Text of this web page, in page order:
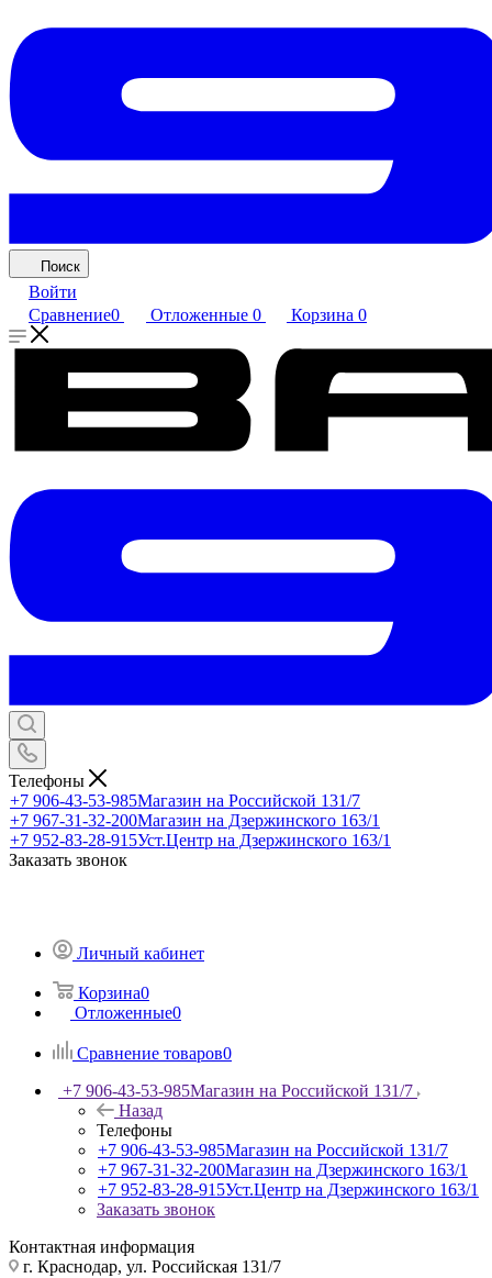
Поиск
Войти
Сравнение0 Отложенные 0 Корзина 0
Телефоны
+7 906-43-53-985Магазин на Российской 131/7
+7 967-31-32-200Магазин на Дзержинского 163/1
+7 952-83-28-915Уст.Центр на Дзержинского 163/1
Заказать звонок
Личный кабинет
Корзина0
Отложенные0
Сравнение товаров0
+7 906-43-53-985Магазин на Российской 131/7
Назад
Телефоны
+7 906-43-53-985Магазин на Российской 131/7
+7 967-31-32-200Магазин на Дзержинского 163/1
+7 952-83-28-915Уст.Центр на Дзержинского 163/1
Заказать звонок
Контактная информация
г. Краснодар, ул. Российская 131/7